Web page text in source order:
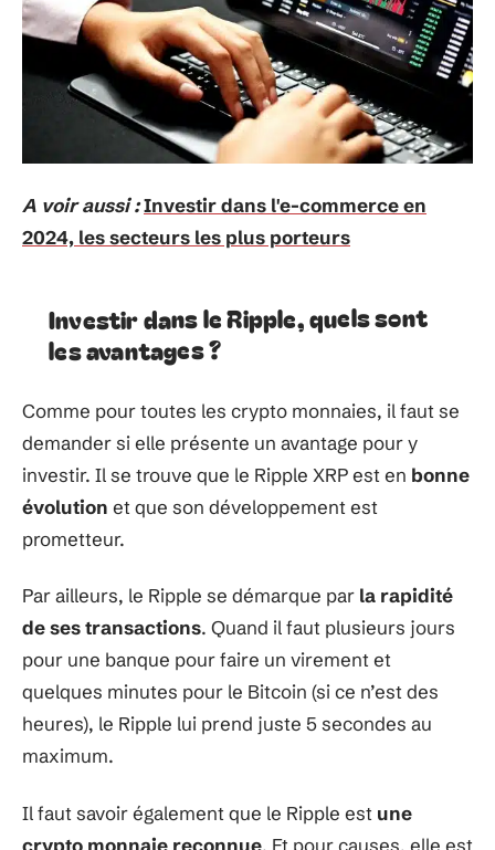
A voir aussi :Investir dans l'e-commerce en
2024, les secteurs les plus porteurs
Investir dans le Ripple, quels sont
les avantages ?
Comme pour toutes les crypto monnaies, il faut se
demander si elle présente un avantage pour y
investir. Il se trouve que le Ripple XRP est en bonne
évolution et que son développement est
prometteur.
Par ailleurs, le Ripple se démarque par la rapidité
de ses transactions. Quand il faut plusieurs jours
pour une banque pour faire un virement et
quelques minutes pour le Bitcoin (si ce n’est des
heures), le Ripple lui prend juste 5 secondes au
maximum.
Il faut savoir également que le Ripple est une
crypto monnaie reconnue. Et pour causes, elle est